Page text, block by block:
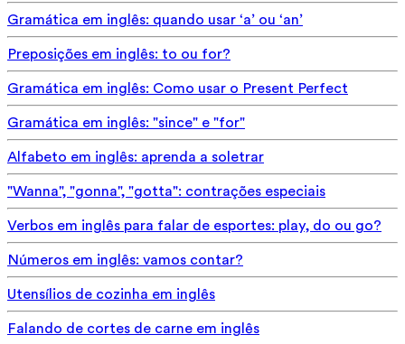
Gramática em inglês: quando usar ‘a’ ou ‘an’
Preposições em inglês: to ou for?
Gramática em inglês: Como usar o Present Perfect
Gramática em inglês: "since" e "for"
Alfabeto em inglês: aprenda a soletrar
"Wanna", "gonna", "gotta": contrações especiais
Verbos em inglês para falar de esportes: play, do ou go?
Números em inglês: vamos contar?
Utensílios de cozinha em inglês
Falando de cortes de carne em inglês